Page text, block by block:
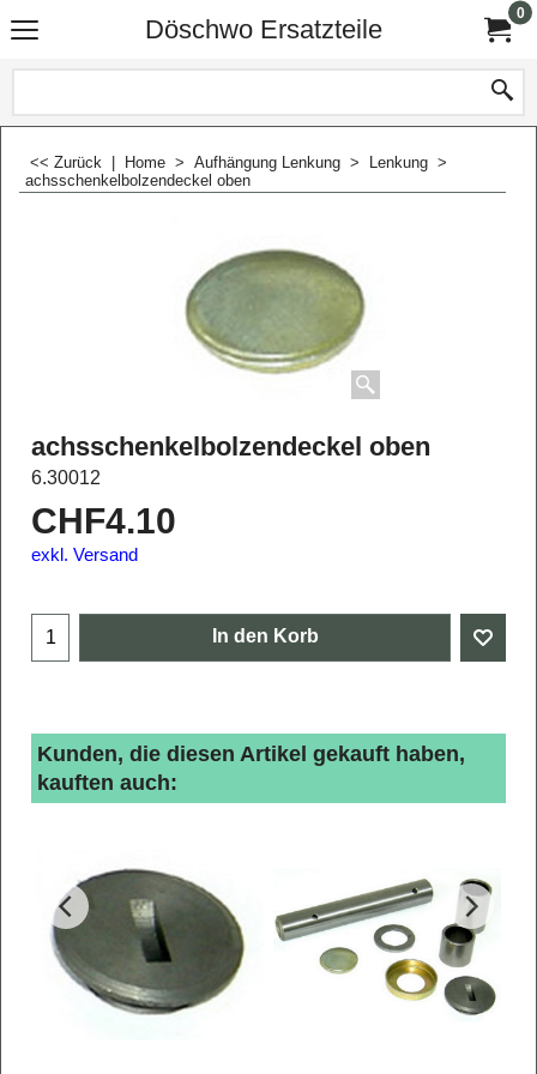
Döschwo Ersatzteile
0
<< Zurück Home > Aufhängung Lenkung > Lenkung >
achsschenkelbolzendeckel oben
achsschenkelbolzendeckel oben
6.30012
CHF4.10
exkl. Versand
In den Korb
Kunden, die diesen Artikel gekauft haben,
kauften auch: